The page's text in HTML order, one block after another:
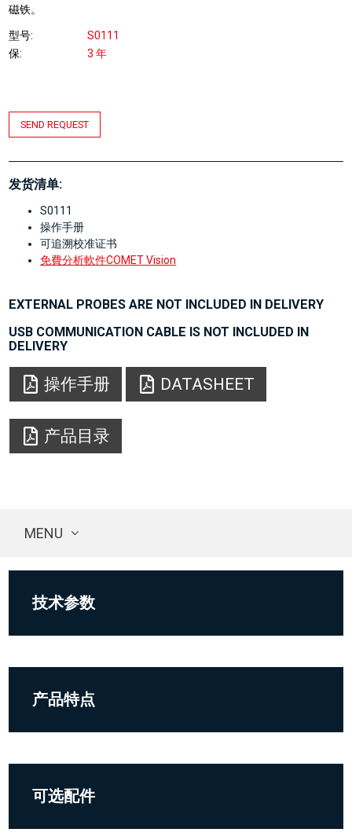
磁铁。
型号
S0111
保
3 年
SEND REQUEST
发货清单:
S0111
操作手册
可追溯校准证书
免費分析軟件COMET Vision
EXTERNAL PROBES ARE NOT INCLUDED IN DELIVERY
USB COMMUNICATION CABLE IS NOT INCLUDED IN
DELIVERY
操作手册 DATASHEET
产品目录
MENU
技术参数
产品特点
可选配件